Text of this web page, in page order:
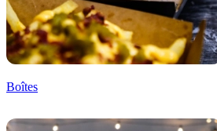
Boîtes